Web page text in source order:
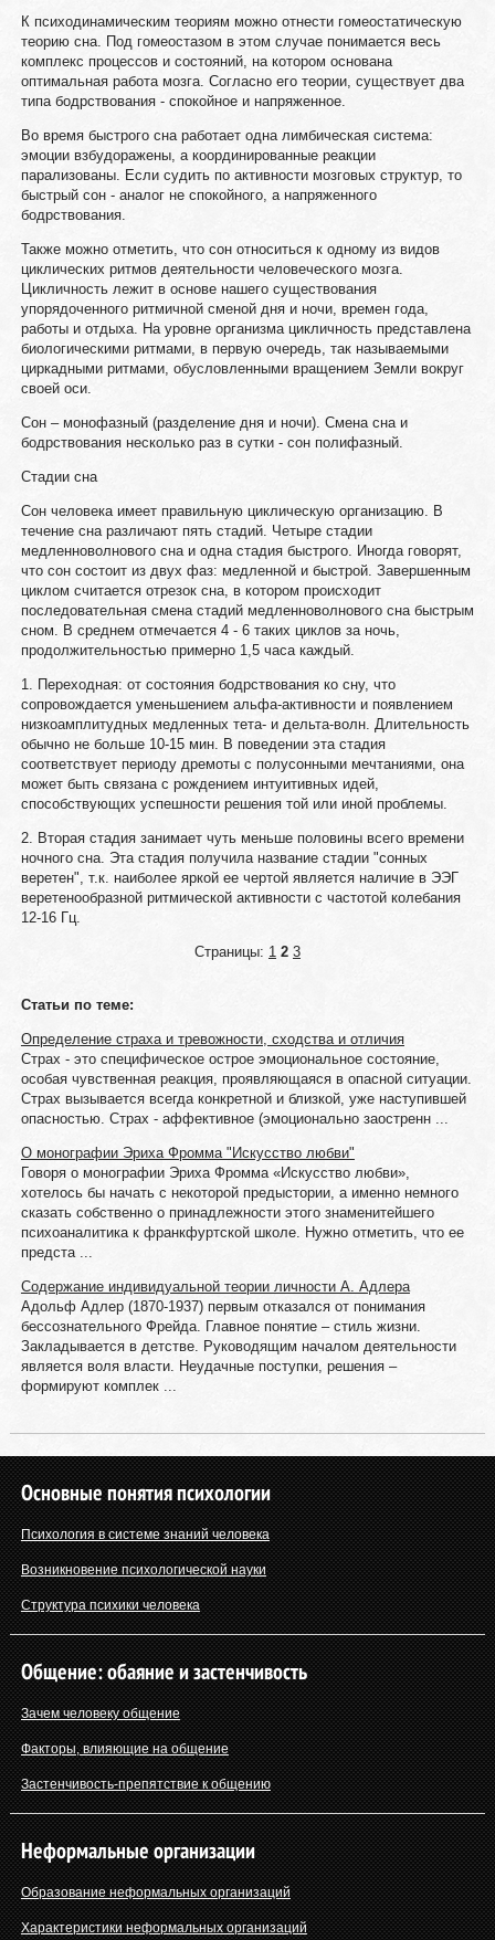
К психодинамическим теориям можно отнести гомеостатическую
теорию сна. Под гомеостазом в этом случае понимается весь
комплекс процессов и состояний, на котором основана
оптимальная работа мозга. Согласно его теории, существует два
типа бодрствования - спокойное и напряженное.
Во время быстрого сна работает одна лимбическая система:
эмоции взбудоражены, а координированные реакции
парализованы. Если судить по активности мозговых структур, то
быстрый сон - аналог не спокойного, а напряженного
бодрствования.
Также можно отметить, что сон относиться к одному из видов
циклических ритмов деятельности человеческого мозга.
Цикличность лежит в основе нашего существования
упорядоченного ритмичной сменой дня и ночи, времен года,
работы и отдыха. На уровне организма цикличность представлена
биологическими ритмами, в первую очередь, так называемыми
циркадными ритмами, обусловленными вращением Земли вокруг
своей оси.
Сон – монофазный (разделение дня и ночи). Смена сна и
бодрствования несколько раз в сутки - сон полифазный.
Стадии сна
Сон человека имеет правильную циклическую организацию. В
течение сна различают пять стадий. Четыре стадии
медленноволнового сна и одна стадия быстрого. Иногда говорят,
что сон состоит из двух фаз: медленной и быстрой. Завершенным
циклом считается отрезок сна, в котором происходит
последовательная смена стадий медленноволнового сна быстрым
сном. В среднем отмечается 4 - 6 таких циклов за ночь,
продолжительностью примерно 1,5 часа каждый.
1. Переходная: от состояния бодрствования ко сну, что
сопровождается уменьшением альфа-активности и появлением
низкоамплитудных медленных тета- и дельта-волн. Длительность
обычно не больше 10-15 мин. В поведении эта стадия
соответствует периоду дремоты с полусонными мечтаниями, она
может быть связана с рождением интуитивных идей,
способствующих успешности решения той или иной проблемы.
2. Вторая стадия занимает чуть меньше половины всего времени
ночного сна. Эта стадия получила название стадии "сонных
веретен", т.к. наиболее яркой ее чертой является наличие в ЭЭГ
веретенообразной ритмической активности с частотой колебания
12-16 Гц.
Страницы: 1 2 3
Статьи по теме:
Определение страха и тревожности, сходства и отличия
Страх - это специфическое острое эмоциональное состояние,
особая чувственная реакция, проявляющаяся в опасной ситуации.
Страх вызывается всегда конкретной и близкой, уже наступившей
опасностью. Страх - аффективное (эмоционально заостренн ...
О монографии Эриха Фромма "Искусство любви"
Говоря о монографии Эриха Фромма «Искусство любви»,
хотелось бы начать с некоторой предыстории, а именно немного
сказать собственно о принадлежности этого знаменитейшего
психоаналитика к франкфуртской школе. Нужно отметить, что ее
предста ...
Содержание индивидуальной теории личности А. Адлера
Адольф Адлер (1870-1937) первым отказался от понимания
бессознательного Фрейда. Главное понятие – стиль жизни.
Закладывается в детстве. Руководящим началом деятельности
является воля власти. Неудачные поступки, решения –
формируют комплек ...
Основные понятия психологии
Психология в системе знаний человека
Возникновение психологической науки
Структура психики человека
Общение: обаяние и застенчивость
Зачем человеку общение
Факторы, влияющие на общение
Застенчивость-препятствие к общению
Неформальные организации
Образование неформальных организаций
Характеристики неформальных организаций